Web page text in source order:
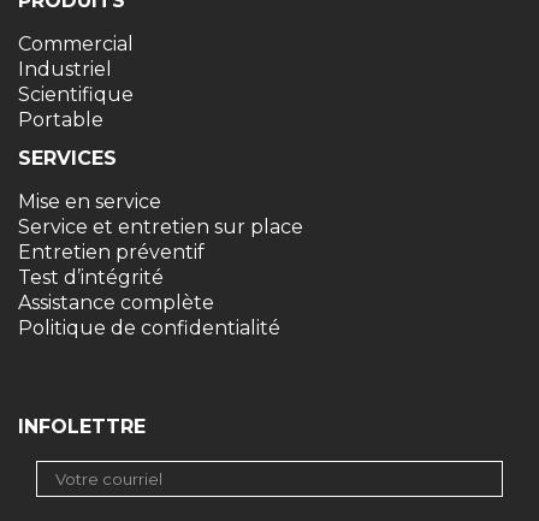
Commercial
Industriel
Scientifique
Portable
SERVICES
Mise en service
Service et entretien sur place
Entretien préventif
Test d’intégrité
Assistance complète
Politique de confidentialité
INFOLETTRE